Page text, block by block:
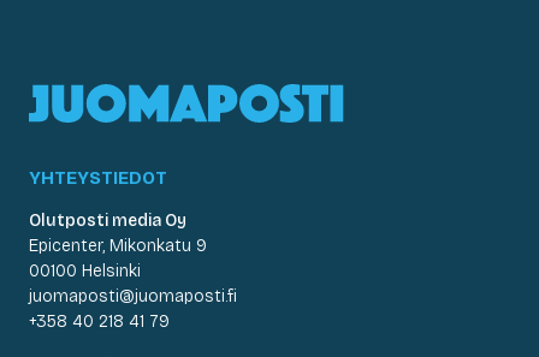
YHTEYSTIEDOT
Olutposti media Oy
Epicenter, Mikonkatu 9
00100 Helsinki
juomaposti@juomaposti.fi
+358 40 218 41 79